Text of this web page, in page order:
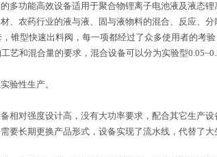
功能高效设备适用于聚合物锂离子电池液及液态
、农药行业的液与液、固与液物料的混合、反应、分
型快速出料阀，每一项都经过了众多使用者的考
和混合量的要求，混合设备可以分为实验型
验性生产。
对强度设计高，没有大功率要求，配合其它生产
要长期更换产品形式，设备实现了流水线，代替了大